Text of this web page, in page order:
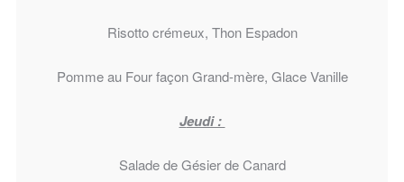
Risotto crémeux, Thon Espadon
Pomme au Four façon Grand-mère, Glace Vanille
Jeudi :
Salade de Gésier de Canard